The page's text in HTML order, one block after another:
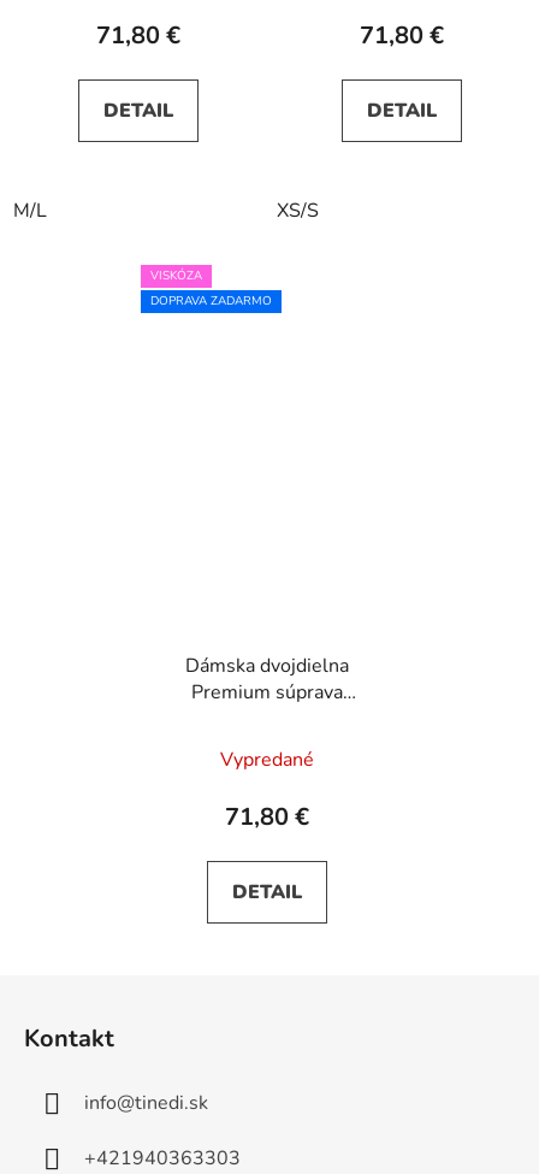
71,80 €
DETAIL
M/L
71,80 €
DETAIL
XS/S
VISKÓZA
DOPRAVA ZADARMO
Dámska dvojdielna
Premium súprava
Vypredané
71,80 €
DETAIL
Kontakt
info@tinedi.sk
+421940363303